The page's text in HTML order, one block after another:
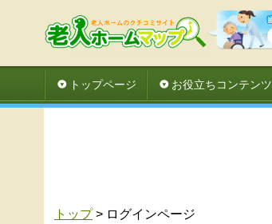
トップページ
お役立ちコンテンツ
トップ> ログインページ